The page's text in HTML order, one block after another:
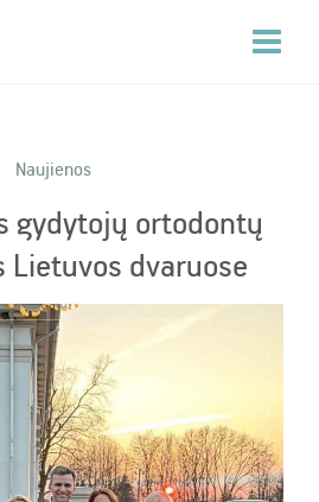
Naujienos
gydytojų ortodontų
dvaruose